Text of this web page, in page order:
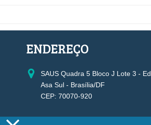
ENDEREÇO
SAUS Quadra 5 Bloco J Lote 3 -
Asa Sul - Brasília/DF
CEP: 70070-920